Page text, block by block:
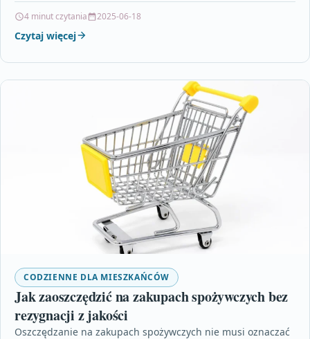
4 minut czytania 2025-06-18
Czytaj więcej
CODZIENNE DLA MIESZKAŃCÓW
Jak zaoszczędzić na zakupach spożywczych bez
rezygnacji z jakości
Oszczędzanie na zakupach spożywczych nie musi oznaczać